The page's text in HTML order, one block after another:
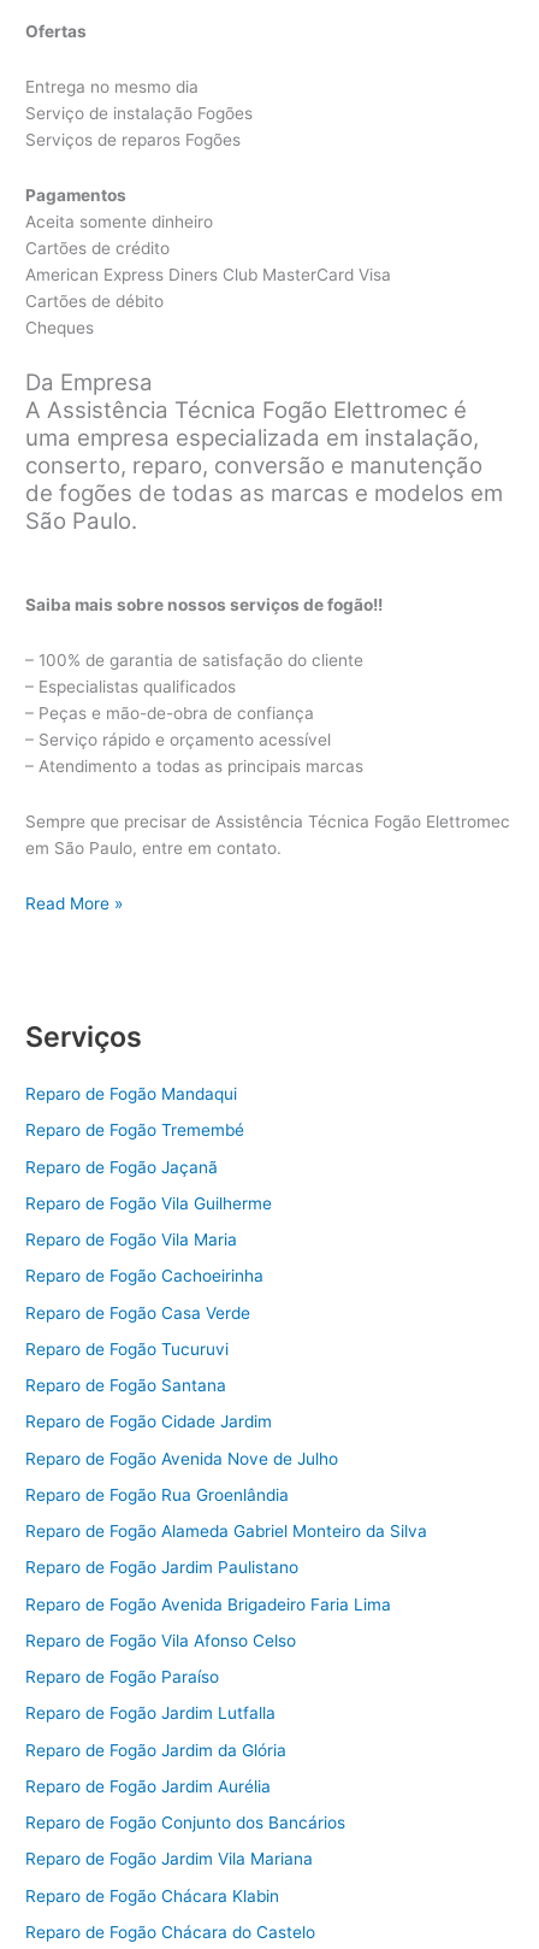
Ofertas
Entrega no mesmo dia
Serviço de instalação Fogões
Serviços de reparos Fogões
Pagamentos
Aceita somente dinheiro
Cartões de crédito
American Express Diners Club MasterCard Visa
Cartões de débito
Cheques
Da Empresa
A Assistência Técnica Fogão Elettromec é
uma empresa especializada em instalação,
conserto, reparo, conversão e manutenção
de fogões de todas as marcas e modelos em
São Paulo.
Saiba mais sobre nossos serviços de fogão!!
– 100% de garantia de satisfação do cliente
– Especialistas qualificados
– Peças e mão-de-obra de confiança
– Serviço rápido e orçamento acessível
– Atendimento a todas as principais marcas
Sempre que precisar de Assistência Técnica Fogão Elettromec
em São Paulo, entre em contato.
Assistência
Read More »
Serviços
Reparo de Fogão Mandaqui
Reparo de Fogão Tremembé
Reparo de Fogão Jaçanã
Reparo de Fogão Vila Guilherme
Reparo de Fogão Vila Maria
Reparo de Fogão Cachoeirinha
Reparo de Fogão Casa Verde
Reparo de Fogão Tucuruvi
Reparo de Fogão Santana
Reparo de Fogão Cidade Jardim
Reparo de Fogão Avenida Nove de Julho
Reparo de Fogão Rua Groenlândia
Reparo de Fogão Alameda Gabriel Monteiro da Silva
Reparo de Fogão Jardim Paulistano
Reparo de Fogão Avenida Brigadeiro Faria Lima
Reparo de Fogão Vila Afonso Celso
Reparo de Fogão Paraíso
Reparo de Fogão Jardim Lutfalla
Reparo de Fogão Jardim da Glória
Reparo de Fogão Jardim Aurélia
Reparo de Fogão Conjunto dos Bancários
Reparo de Fogão Jardim Vila Mariana
Reparo de Fogão Chácara Klabin
Reparo de Fogão Chácara do Castelo